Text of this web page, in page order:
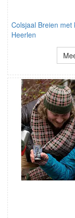
Colsjaal Breien met
Heerlen